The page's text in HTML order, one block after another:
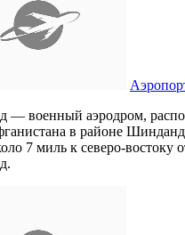
— военный аэродром,
в районе
7 миль к северо-востоку